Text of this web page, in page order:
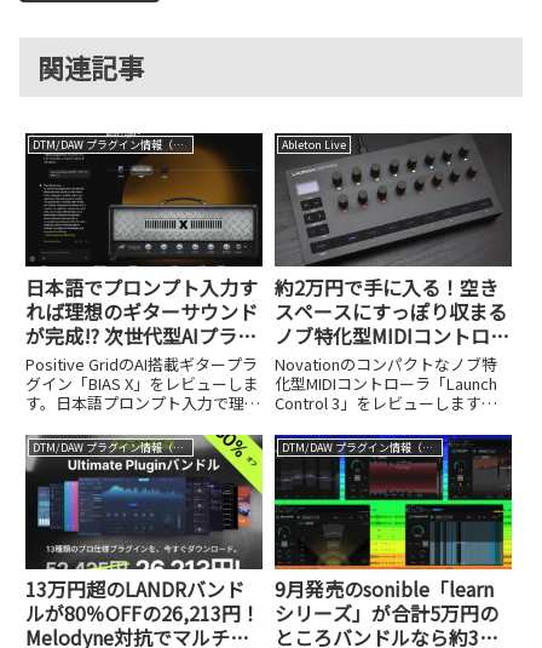
関連記事
DTM/DAW プラグイン情報（VST AU AAX）
日本語でプロンプト入力す
れば理想のギターサウンド
が完成!? 次世代型AIプラグ
イン、Positive Grid「BIAS
X」。3/31まで18,120円
Positive GridのAI搭載ギタープラ
グイン「BIAS X」をレビューしま
す。日本語プロンプト入力で理想
月31日までの18,120円セール情
報を紹介します。
Ableton Live
約2万円で手に入る！空き
スペースにすっぽり収まる
ノブ特化型MIDIコントロー
ラ、Novation Launch
Control 3
Novationのコンパクトなノブ特
化型MIDIコントローラ「Launch
Control 3」をレビューします。
ースに収まるサイズ感を紹介しま
す。
DTM/DAW プラグイン情報（VST AU AAX）
13万円超のLANDRバンド
ルが80％OFFの26,213円！
Melodyne対抗でマルチト
DTM/DAW プラグイン情報（VST AU AAX）
9月発売のsonible「learn
シリーズ」が合計5万円の
ところバンドルなら約3万